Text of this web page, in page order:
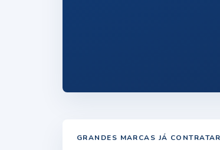
GRANDES MARCAS JÁ